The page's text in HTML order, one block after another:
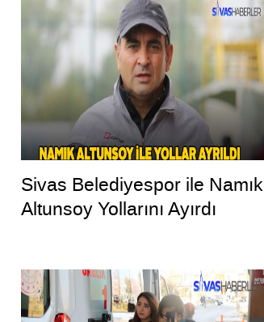
Sivas Belediyespor ile Namık
Altunsoy Yollarını Ayırdı